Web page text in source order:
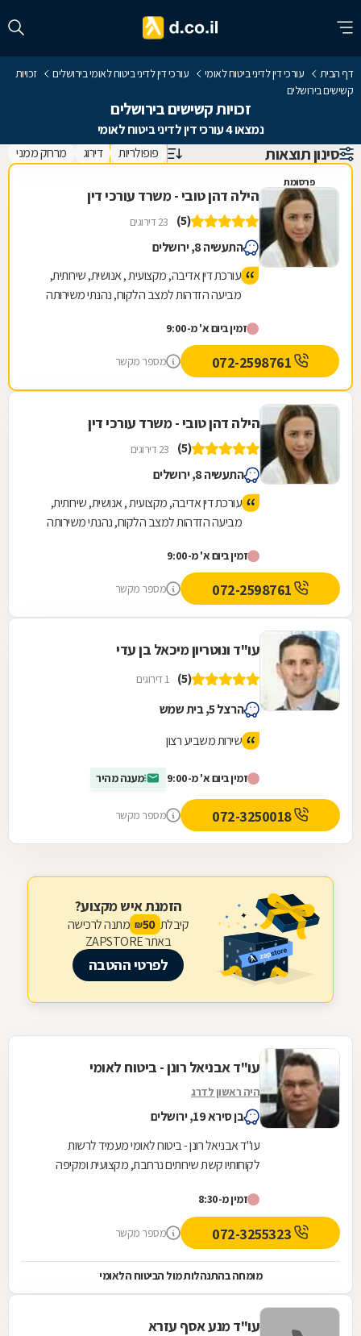
דף הבית עורכי דין לדיני ביטוח לאומי עורכי דין לדיני ביטוח לאומי בירושלים
זכויות
קשישים בירושלים
זכויות קשישים בירושלים
נמצאו 4 עורכי דין לדיני ביטוח לאומי
סינון תוצאות פופולריות דירוג מרחק ממני
פרסומת
הילה דהן טובי - משרד עורכי דין
(5) 23 דירוגים
התעשיה 8, ירושלים
עורכת דין אדיבה, מקצועית , אנושית, שירותית,
מביעה הזדהות למצב הלקוח, נהנתי משירותה
זמין ביום א' מ-9:00
מספר מקשר
הילה דהן טובי - משרד עורכי דין
(5) 23 דירוגים
התעשיה 8, ירושלים
עורכת דין אדיבה, מקצועית , אנושית, שירותית,
מביעה הזדהות למצב הלקוח, נהנתי משירותה
זמין ביום א' מ-9:00
מספר מקשר
עו"ד ונוטריון מיכאל בן עדי
(5) 1 דירוגים
הרצל 5, בית שמש
שירות משביע רצון
זמין ביום א' מ-9:00 מענה מהיר
072-3250018 מספר מקשר
הזמנת איש מקצוע?
קיבלת 50
₪ מתנה לרכישה
באתר ZAPSTORE
לפרטי ההטבה
עו"ד אבניאל רונן - ביטוח לאומי
היה ראשון לדרג
בן סירא 19, ירושלים
עו"ד אבניאל רונן - ביטוח לאומי מעמיד לרשות
לקוחותיו קשת שירותים נרחבת, מקצועית ומקיפה
המוסד...
זמין מ-8:30
מספר מקשר
מומחה בהתנהלות מול הביטוח הלאומי
עו"ד מנע אסף עזרא